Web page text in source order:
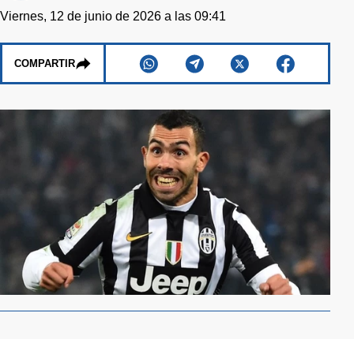
Viernes, 12 de junio de 2026 a las 09:41
COMPARTIR